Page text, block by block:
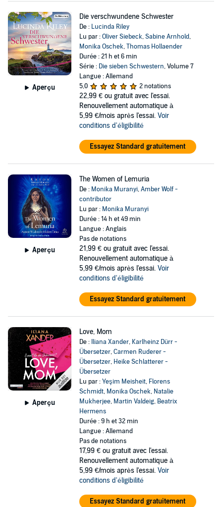
Aperçu
Die verschwundene Schwester
De : Lucinda Riley
Lu par :Oliver Siebeck,Sabine Arnhold,
Monika Oschek,Thomas Hollaender
Durée : 21 h et 6 min
Série : Die sieben Schwestern, Volume 7
Langue : Allemand
5,0
2 notations
22,99 € ou gratuit avec l'essai.
Renouvellement automatique à
5,99 €/mois après l'essai. Voir
conditions d'éligibilité
Essayez Standard gratuitement
Aperçu
The Women of Lemuria
De : Monika Muranyi,Amber Wolf -
contributor
Lu par : Monika Muranyi
Durée : 14 h et 49 min
Langue : Anglais
Pas de notations
21,99 € ou gratuit avec l'essai.
Renouvellement automatique à
5,99 €/mois après l'essai. Voir
conditions d'éligibilité
Essayez Standard gratuitement
Aperçu
Love, Mom
De : Iliana Xander, Karlheinz Dürr -
Übersetzer,Carmen Ruderer -
Übersetzer, Heike Schlatterer -
Übersetzer
Lu par :Yeşim Meisheit, Florens
Schmidt, Monika Oschek, Natalie
Mukherjee, Martin Valdeig, Beatrix
Hermens
Durée : 9 h et 32 min
Langue : Allemand
Pas de notations
17,99 € ou gratuit avec l'essai.
Renouvellement automatique à
5,99 €/mois après l'essai. Voir
conditions d'éligibilité
Essayez Standard gratuitement